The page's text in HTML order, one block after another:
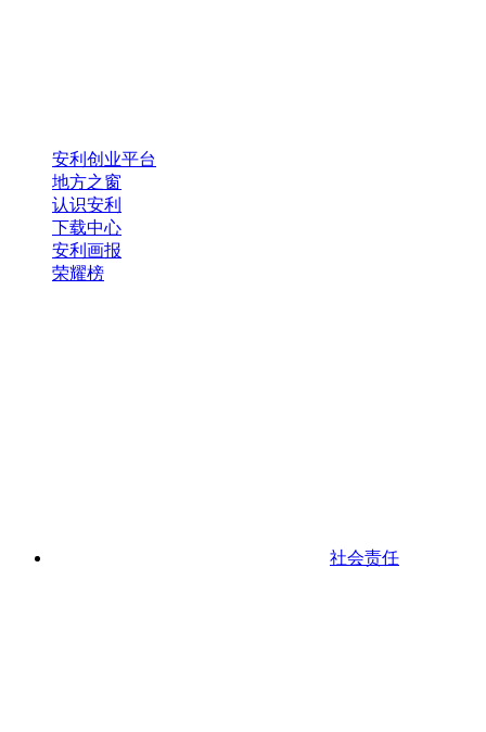
安利创业平台
地方之窗
认识安利
下载中心
安利画报
荣耀榜
社会责任